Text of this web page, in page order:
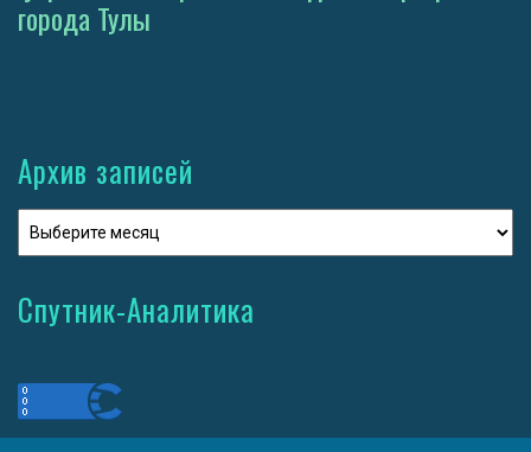
города Тулы
Архив записей
Спутник-Аналитика